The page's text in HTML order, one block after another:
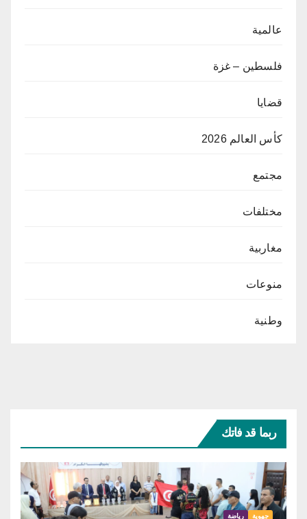
عالمية
فلسطين – غزة
قضايا
كأس العالم 2026
مجتمع
مختلفات
مغاربية
منوعات
وطنية
ربما قد فاتك
جهوية رياضة